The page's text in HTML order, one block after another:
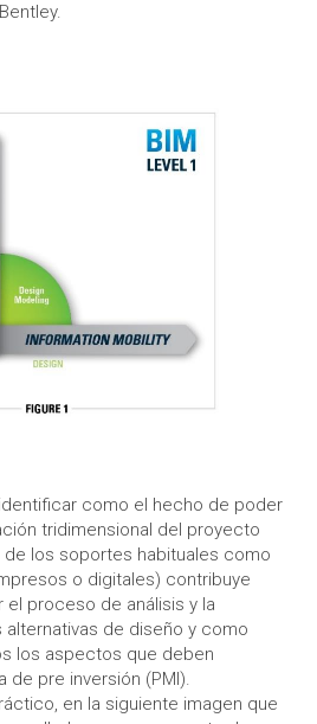
como el hecho de poder
tridimensional del proyecto
de los soportes habituales como
o digitales) contribuye
proceso de análisis y la
de diseño y como
los aspectos que deben
de pre inversión (PMI).
en la siguiente imagen que